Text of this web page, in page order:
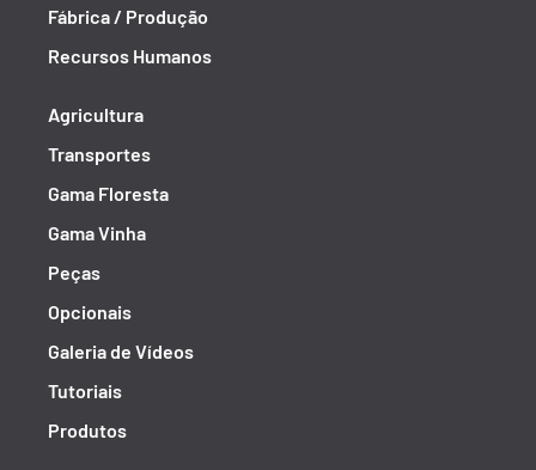
Fábrica / Produção
Recursos Humanos
Agricultura
Transportes
Gama Floresta
Gama Vinha
Peças
Opcionais
Galeria de Vídeos
Tutoriais
Produtos